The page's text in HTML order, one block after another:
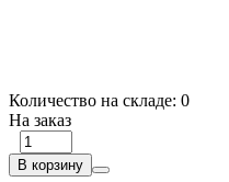
Количество на складе: 0
На заказ
В корзину